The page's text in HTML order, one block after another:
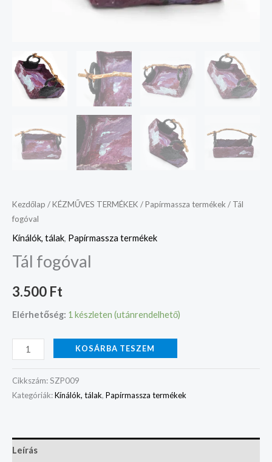
Kezdőlap /KÉZMŰVES TERMÉKEK /Papírmassza termékek / Tál
fogóval
Kínálók, tálak, Papírmassza termékek
Tál fogóval
3.500 Ft
Elérhetőség: 1 készleten (utánrendelhető)
KOSÁRBA TESZEM
Cikkszám:SZP009
Kategóriák:Kínálók, tálak, Papírmassza termékek
Leírás